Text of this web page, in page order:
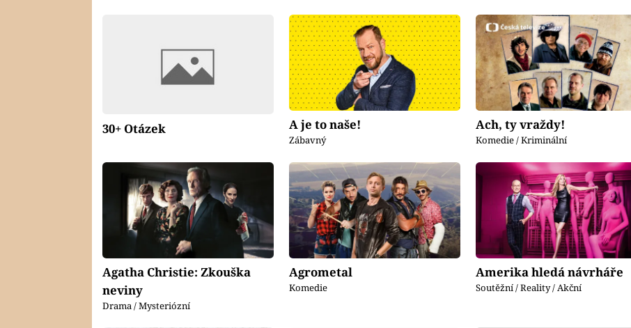
30+ Otázek A je to naše!
Zábavný
Ach, ty vraždy!
Komedie / Kriminální
Agatha Christie: Zkouška
neviny
Drama / Mysteriózní
Agrometal
Komedie
Amerika hledá návrháře
Soutěžní / Reality / Akční